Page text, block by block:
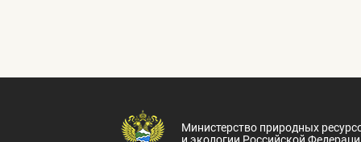
Министерство природных